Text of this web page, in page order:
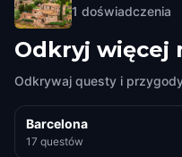
1 doświadczenia
Odkryj więcej
Odkrywaj questy i
Barcelona
17 questów